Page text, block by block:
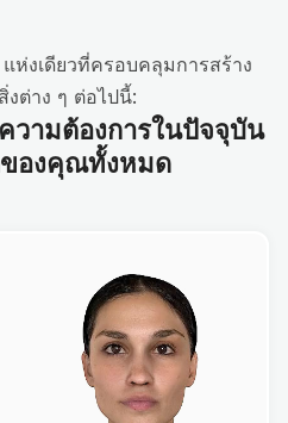
ห่งเดียวที่ครอบคลุมการสร้าง
งต่าง ๆ ต่อไปนี้:
วามต้องการในปัจจุบัน
องคุณทั้งหมด